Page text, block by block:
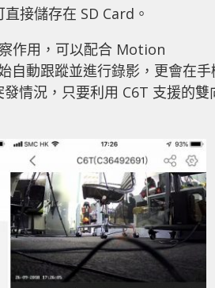
接儲存在 SD Card。
作用，可以配合 Motion
自動跟蹤並進行錄影，更會在手
情況，只要利用 C6T 支援的雙